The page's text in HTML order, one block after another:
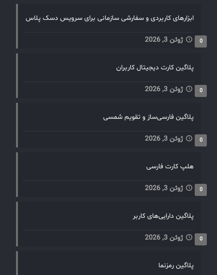
ابزارهای کاربردی و سفارشی سازمانی برای سرویس دسک پلاس
ژوئن 3, 2026 0
پلاگین کارت دیجیتال کاربران
ژوئن 3, 2026 0
پلاگین فارسی‌ساز و تقویم شمسی
ژوئن 3, 2026 0
هلپ کارت فارسی
ژوئن 3, 2026 0
پلاگین دارایی‌های کاربر
ژوئن 3, 2026 0
پلاگین رمزنما